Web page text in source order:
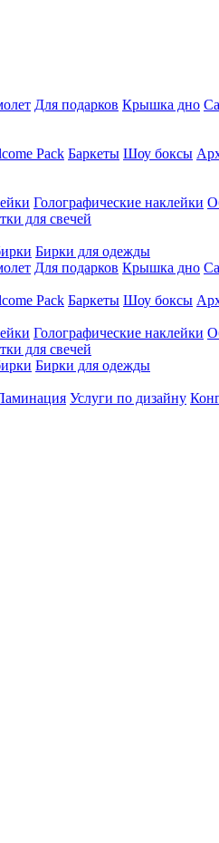
Для подарков Крышка дно
Pack Баркеты Шоу боксы
Голографические наклейки
для свечей
Бирки для одежды
Для подарков Крышка дно
Pack Баркеты Шоу боксы
Голографические наклейки
для свечей
Бирки для одежды
Услуги по дизайну